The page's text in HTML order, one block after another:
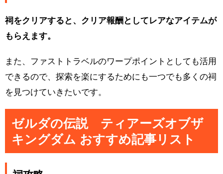
祠をクリアすると、クリア報酬としてレアなアイテムが
もらえます。
また、ファストトラベルのワープポイントとしても活用
できるので、探索を楽にするためにも一つでも多くの祠
を見つけていきたいです。
ゼルダの伝説 ティアーズオブザ
キングダム おすすめ記事リスト